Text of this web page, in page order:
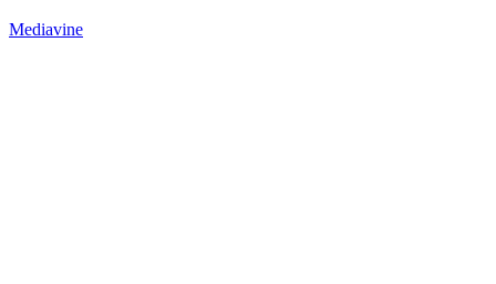
Mediavine